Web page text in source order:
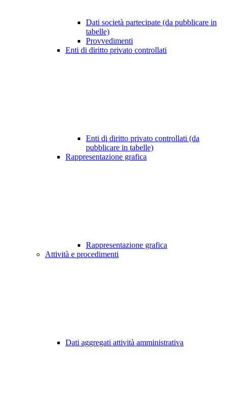
Dati società partecipate (da pubblicare in
tabelle)
Provvedimenti
Enti di diritto privato controllati
Enti di diritto privato controllati (da
pubblicare in tabelle)
Rappresentazione grafica
Rappresentazione grafica
Attività e procedimenti
Dati aggregati attività amministrativa